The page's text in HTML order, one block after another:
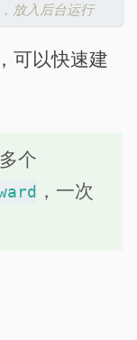
放入后台运行
可以快速建
个
，一次